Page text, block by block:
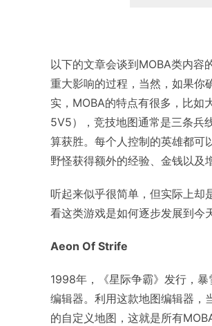
以下的文章会谈到MOBA类内容
重大影响的过程，当然，如果你
实，MOBA的特点有很多，比如
5V5），竞技地图通常是三条兵
算获胜。每个人控制的英雄都可
野怪获得额外的经验、金钱以及
听起来似乎很简单，但实际上却
看这类游戏是如何逐步发展到今
Aeon Of Strife
1998年，《星际争霸》发行，
编辑器。利用这款地图编辑器
的自定义地图，这就是所有